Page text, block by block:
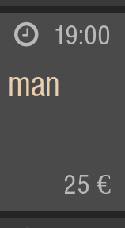
19:00
man
25 €